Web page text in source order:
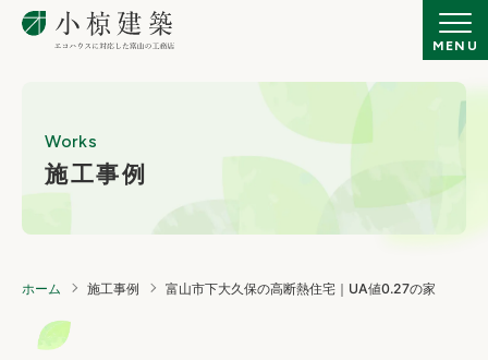
Works
施工事例
ホーム 施工事例 富山市下大久保の高断熱住宅｜UA値0.27の家